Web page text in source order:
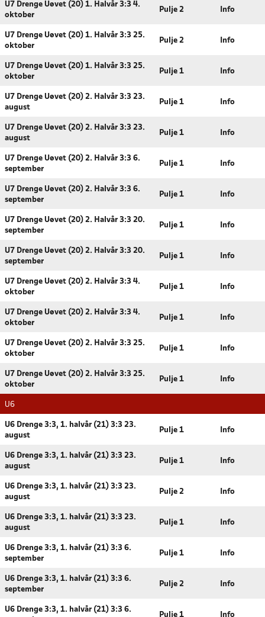
U7 Drenge Uøvet (20) 1. Halvår 3:3 4.
oktober
Pulje 2 Info
U7 Drenge Uøvet (20) 1. Halvår 3:3 25.
oktober
Pulje 2 Info
U7 Drenge Uøvet (20) 1. Halvår 3:3 25.
oktober
Pulje 1 Info
U7 Drenge Uøvet (20) 2. Halvår 3:3 23.
august
Pulje 1 Info
U7 Drenge Uøvet (20) 2. Halvår 3:3 23.
august
Pulje 1 Info
U7 Drenge Uøvet (20) 2. Halvår 3:3 6.
september
Pulje 1 Info
U7 Drenge Uøvet (20) 2. Halvår 3:3 6.
september
Pulje 1 Info
U7 Drenge Uøvet (20) 2. Halvår 3:3 20.
september
Pulje 1 Info
U7 Drenge Uøvet (20) 2. Halvår 3:3 20.
september
Pulje 1 Info
U7 Drenge Uøvet (20) 2. Halvår 3:3 4.
oktober
Pulje 1 Info
U7 Drenge Uøvet (20) 2. Halvår 3:3 4.
oktober
Pulje 1 Info
U7 Drenge Uøvet (20) 2. Halvår 3:3 25.
oktober
Pulje 1 Info
U7 Drenge Uøvet (20) 2. Halvår 3:3 25.
oktober
Pulje 1 Info
U6
U6 Drenge 3:3, 1. halvår (21) 3:3 23.
august
Pulje 1 Info
U6 Drenge 3:3, 1. halvår (21) 3:3 23.
august
Pulje 1 Info
U6 Drenge 3:3, 1. halvår (21) 3:3 23.
august
Pulje 2 Info
U6 Drenge 3:3, 1. halvår (21) 3:3 23.
august
Pulje 1 Info
U6 Drenge 3:3, 1. halvår (21) 3:3 6.
september
Pulje 1 Info
U6 Drenge 3:3, 1. halvår (21) 3:3 6.
september
Pulje 2 Info
U6 Drenge 3:3, 1. halvår (21) 3:3 6.
Pulje 1 Info